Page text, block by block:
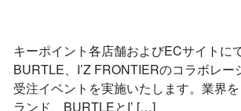
キーポイント各店舗およびECサイトに
BURTLE、I’Z FRONTIERのコラボレー
受注イベントを実施いたします。業界
ランド、BURTLEとI’ […]